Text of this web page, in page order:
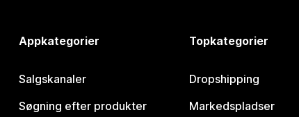
Appkategorier
Salgskanaler
Søgning efter produkter
Topkategorier
Dropshipping
Markedspladser